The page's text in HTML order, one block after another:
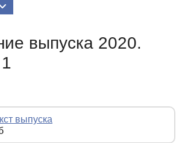
выпуска 2020.
выпуска